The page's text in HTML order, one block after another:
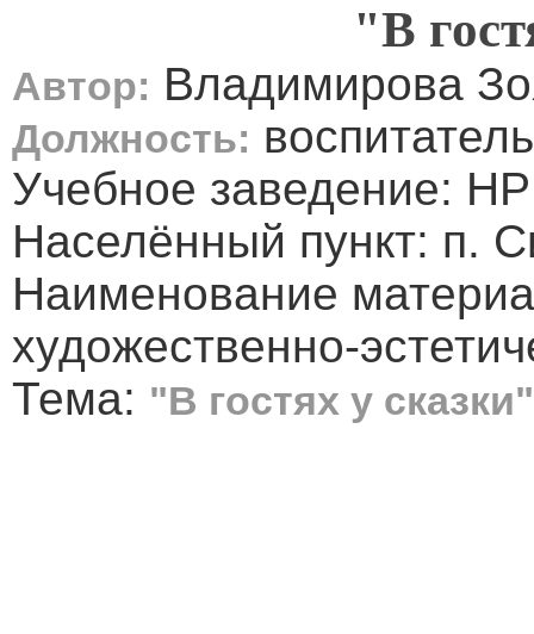
"В
Автор: Владимирова
Должность: воспитатель
Учебное заведение:
Населённый пункт: п.
Наименование
художественно-
Тема: "В гостях у сказки"